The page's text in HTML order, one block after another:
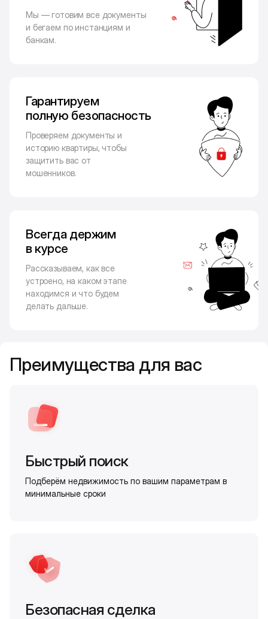
Мы — готовим все документы
и бегаем по инстанциям и
банкам.
Гарантируем
полную безопасность
Проверяем документы и
историю квартиры, чтобы
защитить вас от
мошенников.
Всегда держим
в курсе
Рассказываем, как все
устроено, на каком этапе
находимся и что будем
делать дальше.
Преимущества для вас
Быстрый поиск
Подберём недвижимость по вашим параметрам в
минимальные сроки
Безопасная сделка